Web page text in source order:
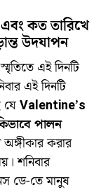
কত তারিখে
উদযাপন
এই দিনটি
এই দিনটি
যেValentine’s
পালন
করার
শনিবার
ডে-তে মানুষ